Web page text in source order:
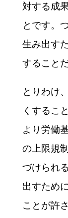
対する成
とです。
生み出す
すること
とりわけ
くするこ
より労働
の上限規
づけられ
出すため
ことが許